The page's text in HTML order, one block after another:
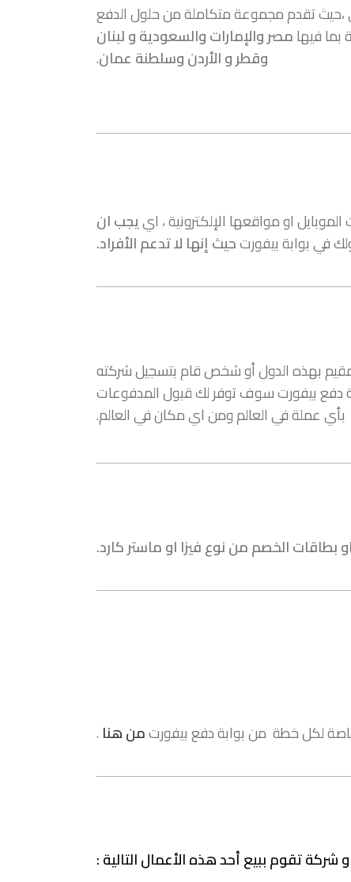
الإلكتروني ،حيث تقدم مجموعة متكاملة من حلول الدفع
بما فيهامصر والإمارات والسعودية و لبنان
وقطر و الأردن وسلطنة عمان.
او مواقعها الإلكترونية ، اييجب ان
في بوابة بيفورتحيث إنها لا تدعم الأفراد.
بهذه الدول أو شخص قام بتسجيل شركته
دفع بيفورت سوف توفر لك قبول المدفوعات
بأي عملة في العالم ومن اي مكان في العالم.
بطاقات الخصم من نوع فيزا او ماستر كارد.
لكل خطة من بوابة دفع بيفورتمن هنا .
شركة تقوم ببيع أحد هذه الأعمال التالية :